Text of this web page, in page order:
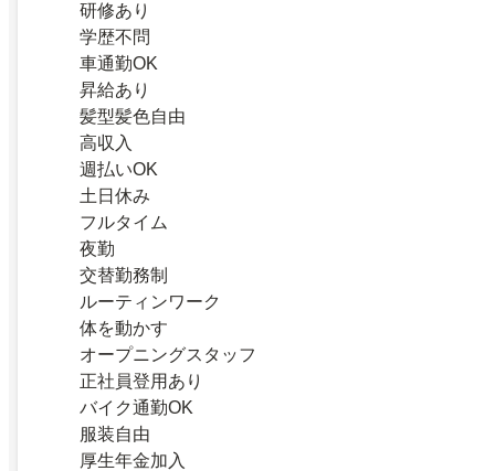
研修あり
学歴不問
車通勤OK
昇給あり
髪型髪色自由
高収入
週払いOK
土日休み
フルタイム
夜勤
交替勤務制
ルーティンワーク
体を動かす
オープニングスタッフ
正社員登用あり
バイク通勤OK
服装自由
厚生年金加入